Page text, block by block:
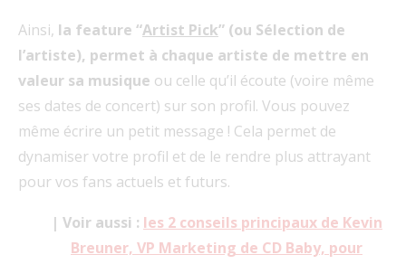
Ainsi, la feature “Artist Pick” (ou Sélection de
l’artiste), permet à chaque artiste de mettre en
valeur sa musique ou celle qu’il écoute (voire même
ses dates de concert) sur son profil. Vous pouvez
même écrire un petit message ! Cela permet de
dynamiser votre profil et de le rendre plus attrayant
pour vos fans actuels et futurs.
| Voir aussi : les 2 conseils principaux de Kevin
Breuner, VP Marketing de CD Baby, pour